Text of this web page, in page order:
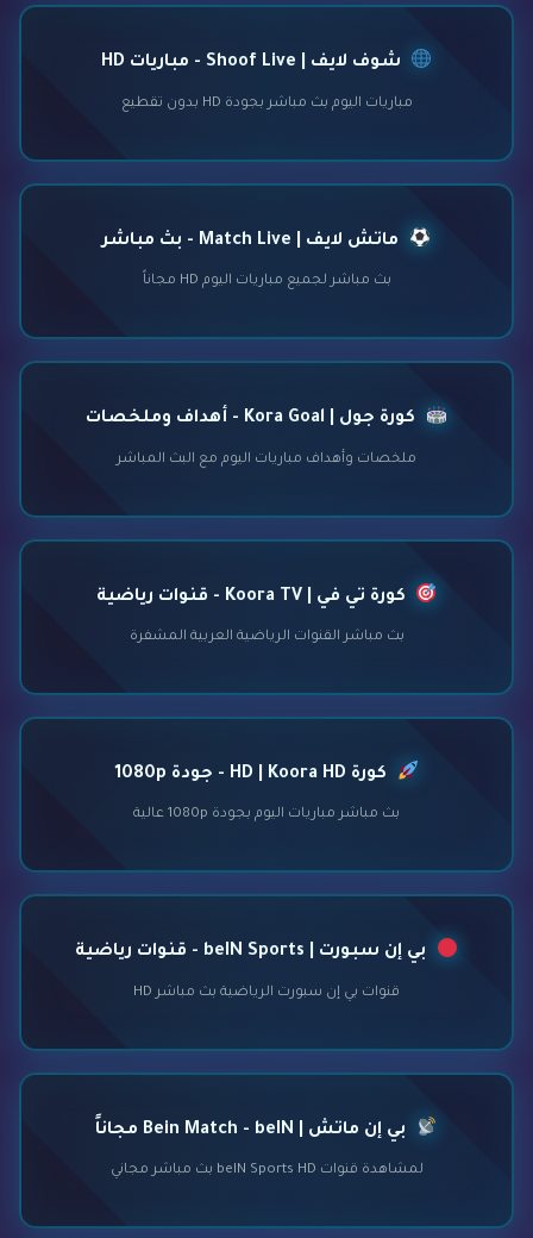
شوف لايف | Shoof Live - مباريات HD
مباريات اليوم بث مباشر بجودة HD بدون تقطيع
ماتش لايف | Match Live - بث مباشر
بث مباشر لجميع مباريات اليوم HD مجاناً
كورة جول | Kora Goal - أهداف وملخصات
ملخصات وأهداف مباريات اليوم مع البث المباشر
كورة تي في | Koora TV - قنوات رياضية
بث مباشر القنوات الرياضية العربية المشفرة
كورة HD | Koora HD - جودة 1080p
بث مباشر مباريات اليوم بجودة 1080p عالية
بي إن سبورت | beIN Sports - قنوات رياضية
قنوات بي إن سبورت الرياضية بث مباشر HD
بي إن ماتش | Bein Match - beIN مجاناً
لمشاهدة قنوات beIN Sports HD بث مباشر مجاني